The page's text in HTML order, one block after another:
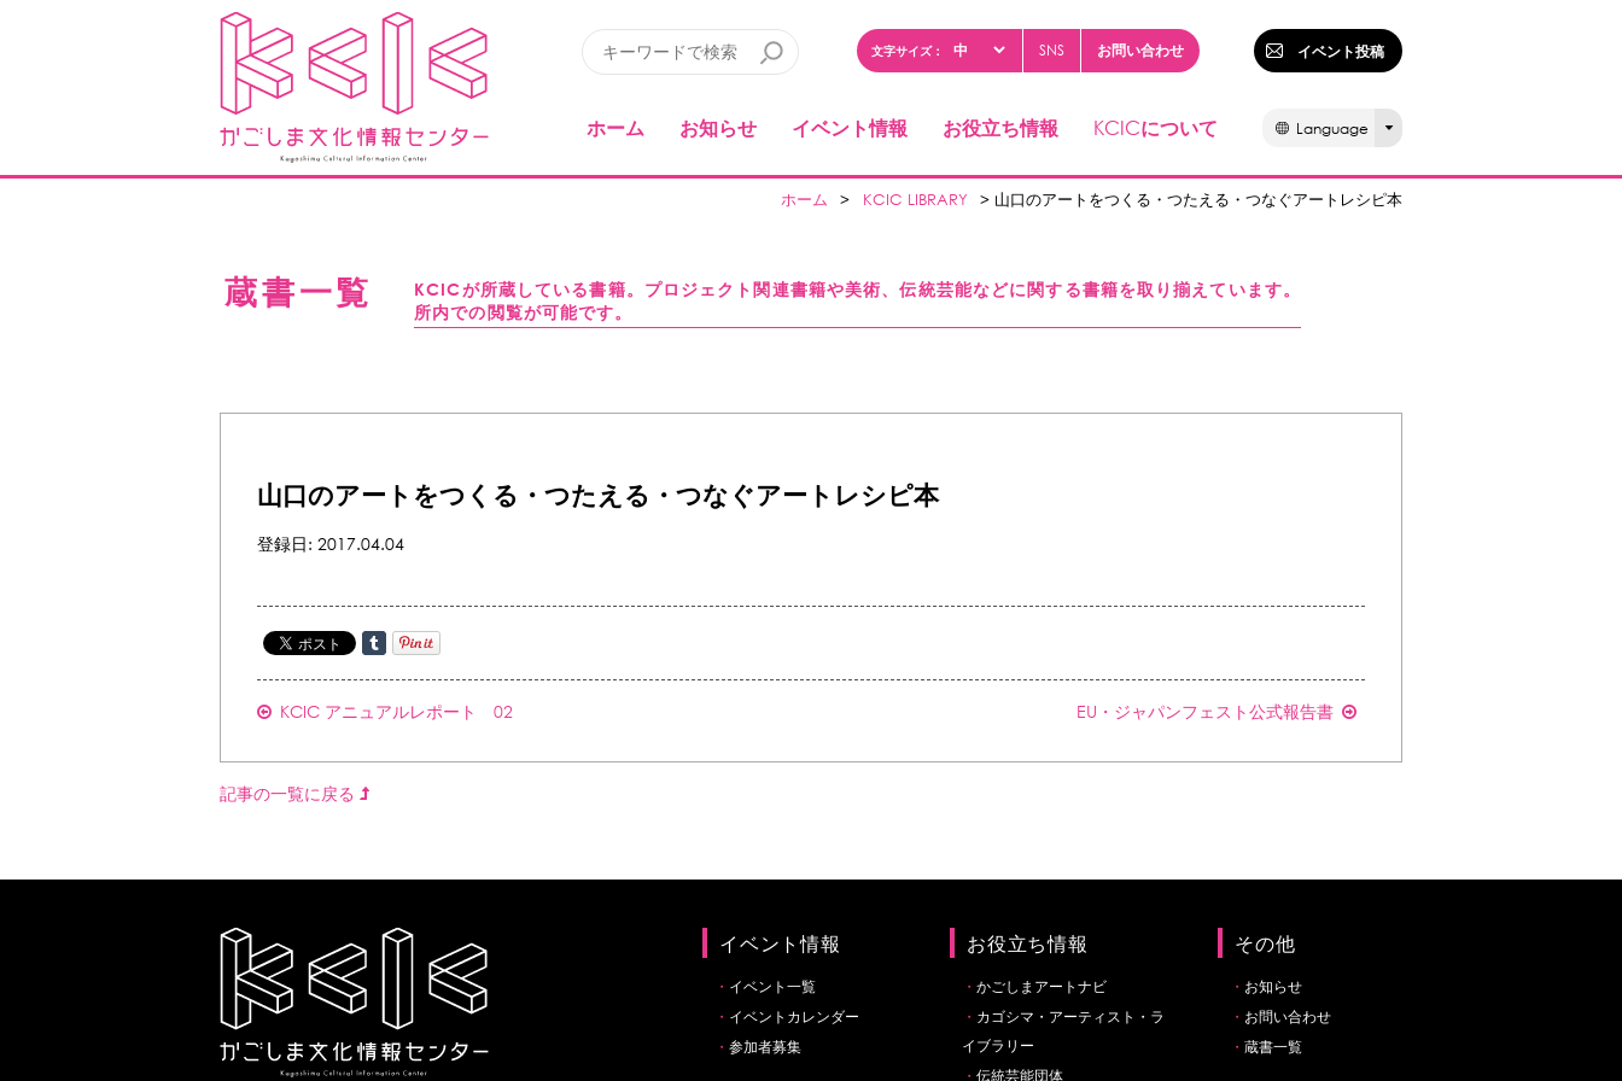
文字サイズ： SNS お問い合わせ イベント投稿
ホーム お知らせ イベント情報 お役立ち情報 KCICについて Language
ホーム > KCIC LIBRARY > 山口のアートをつくる・つたえる・つなぐアートレシピ本
蔵書一覧
KCICが所蔵している書籍。プロジェクト関連書籍や美術、伝統芸能などに関する書籍を取り揃えています。
所内での閲覧が可能です。
山口のアートをつくる・つたえる・つなぐアートレシピ本
登録日: 2017.04.04
KCIC アニュアルレポート 02 EU・ジャパンフェスト公式報告書
記事の一覧に戻る
イベント情報
イベント一覧
イベントカレンダー
参加者募集
お役立ち情報
かごしまアートナビ
カゴシマ・アーティスト・ラ
イブラリー
伝統芸能団体
その他
お知らせ
お問い合わせ
蔵書一覧